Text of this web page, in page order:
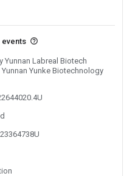
events
Labreal Biotech
Yunke Biotechnology